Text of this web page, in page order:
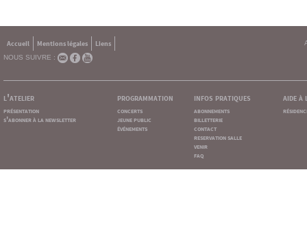
Accueil Mentions légales
Liens
NOUS SUIVRE :
l'atelier
présentation
s'abonner à la newsletter
programmation
concerts
jeune public
événements
infos pratiques
abonnements
billetterie
contact
reservation salle
venir
faq
aide